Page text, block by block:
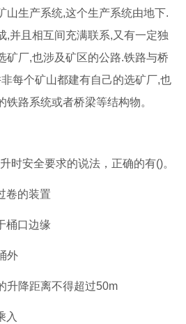
山生产系统,这个生产系统由地下.
,并且相互间充满联系,又有一定独
矿厂,也涉及矿区的公路.铁路与桥
每个矿山都建有自己的选矿厂,也
路系统或者桥梁等结构物。
时安全要求的说法，正确的有()。
卷的装置
桶口边缘
外
升降距离不得超过50m
入